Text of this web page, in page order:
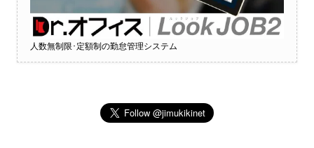
人数無制限･定額制の勤怠管理システム